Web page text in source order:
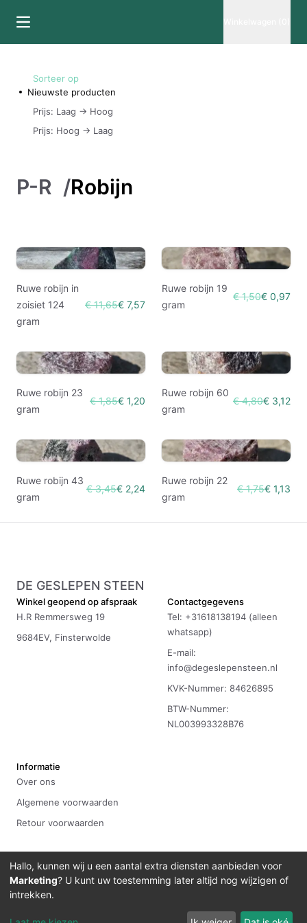
Sorteer op
Nieuwste producten
Prijs: Laag -> Hoog
Prijs: Hoog -> Laag
P-R /Robijn
Ruwe robijn in
zoisiet 124
gram
€ 11,65€ 7,57
Ruwe robijn 19
gram
€ 1,50€ 0,97
Ruwe robijn 23
gram
€ 1,85€ 1,20
Ruwe robijn 60
gram
€ 4,80€ 3,12
Ruwe robijn 43
gram
€ 3,45€ 2,24
Ruwe robijn 22
gram
€ 1,75€ 1,13
DE GESLEPEN STEEN
Winkel geopend op afspraak
H.R Remmersweg 19
9684EV, Finsterwolde
Contactgegevens
Tel: +31618138194 (alleen
whatsapp)
E-mail:
info@degeslepensteen.nl
KVK-Nummer: 84626895
BTW-Nummer:
NL003993328B76
Informatie
Over ons
Algemene voorwaarden
Retour voorwaarden
©2026De Geslepen Steen
Hallo, kunnen wij u een aantal extra diensten aanbieden voor
Marketing? U kunt uw toestemming later altijd nog wijzigen of
intrekken.